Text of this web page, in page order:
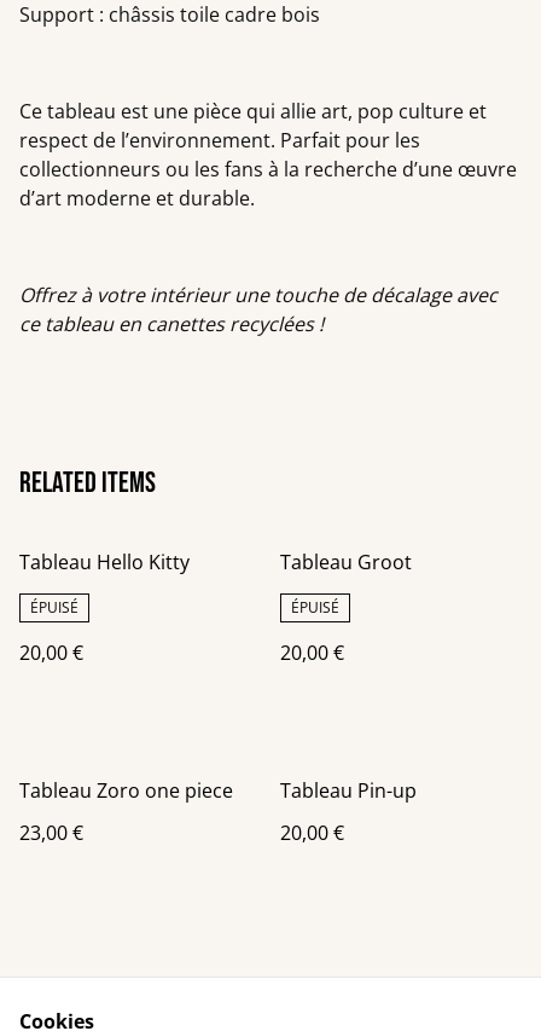
Support : châssis toile cadre bois
Ce tableau est une pièce qui allie art, pop culture et
respect de l’environnement. Parfait pour les
collectionneurs ou les fans à la recherche d’une œuvre
d’art moderne et durable.
Offrez à votre intérieur une touche de décalage avec
ce tableau en canettes recyclées !
Related items
Tableau Hello Kitty
ÉPUISÉ
20,00 €
Tableau Groot
ÉPUISÉ
20,00 €
Tableau Zoro one piece
23,00 €
Tableau Pin-up
20,00 €
Cookies